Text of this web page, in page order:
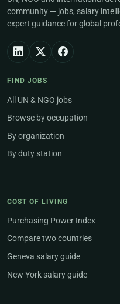
community — jobs, salary
expert guidance for global
FIND JOBS
All UN & NGO jobs
Browse by occupation
By organization
By duty station
COST OF LIVING
Purchasing Power Index
Compare two countries
Geneva salary guide
New York salary guide